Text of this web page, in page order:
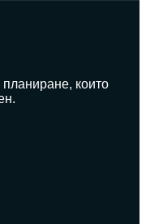
които